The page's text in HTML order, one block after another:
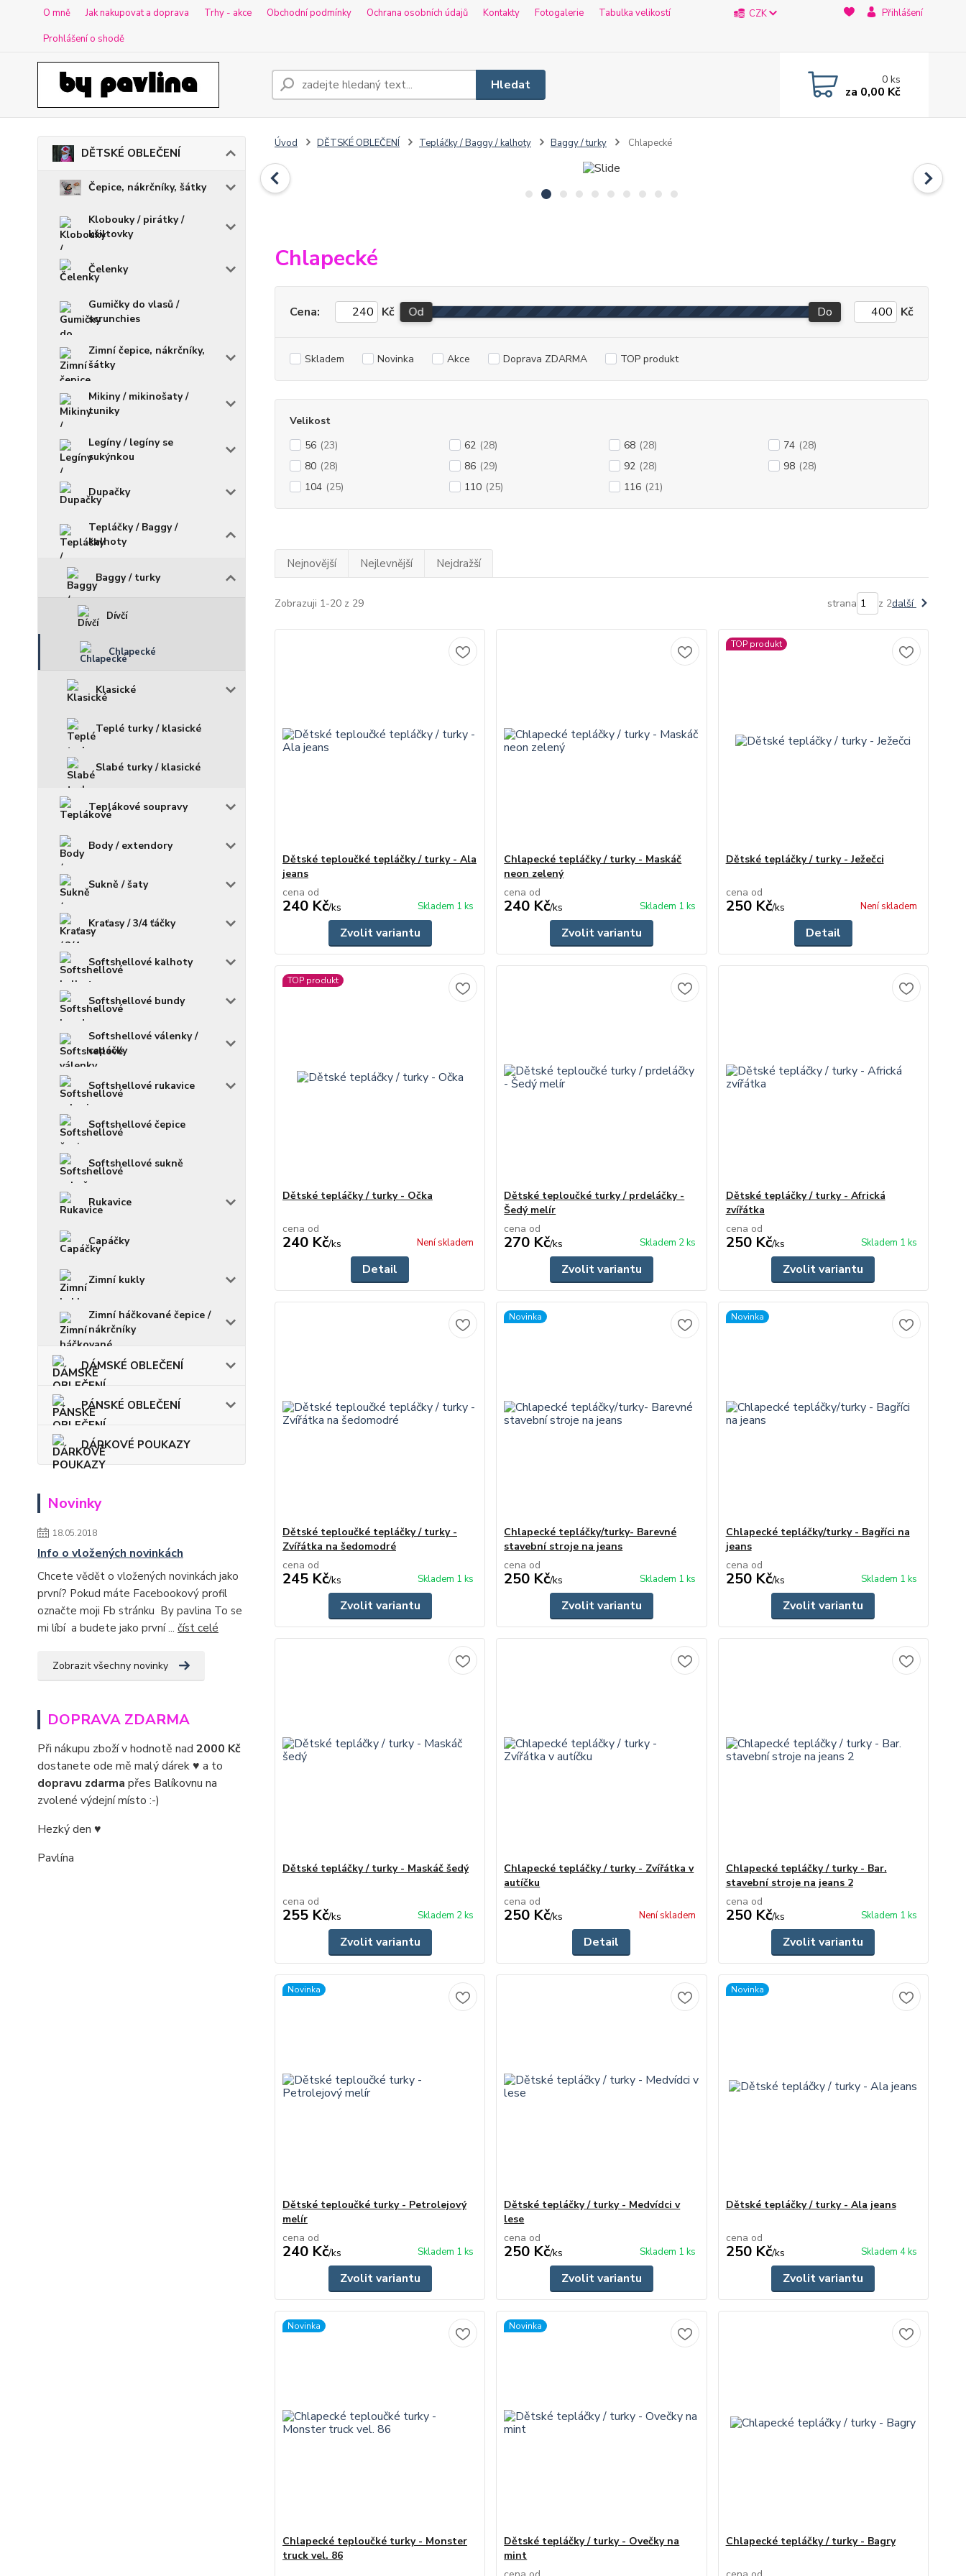
O mně Jak nakupovat a doprava Trhy - akce Obchodní podmínky Ochrana osobních údajů Kontakty Fotogalerie
Tabulka velikostí
Prohlášení o shodě
CZK Přihlášení
Hledat 0ks
za 0,00 Kč
DĚTSKÉ OBLEČENÍ
Čepice, nákrčníky, šátky
Klobouky / pirátky /
kšiltovky
Čelenky
Gumičky do vlasů /
scrunchies
Zimní čepice, nákrčníky,
šátky
Mikiny / mikinošaty /
tuniky
Legíny / legíny se
sukýnkou
Dupačky
Tepláčky / Baggy /
kalhoty
Baggy / turky
Dívčí
Chlapecké
Klasické
Teplé turky / klasické
Slabé turky / klasické
Teplákové soupravy
Body / extendory
Sukně / šaty
Kraťasy / 3/4 ťáčky
Softshellové kalhoty
Softshellové bundy
Softshellové válenky /
capáčky
Softshellové rukavice
Softshellové čepice
Softshellové sukně
Rukavice
Capáčky
Zimní kukly
Zimní háčkované čepice /
nákrčníky
DÁMSKÉ OBLEČENÍ
PÁNSKÉ OBLEČENÍ
DÁRKOVÉ POUKAZY
Novinky
18.05.2018
Info o vložených novinkách
Chcete vědět o vložených novinkách jako
první? Pokud máte Facebookový profil
označte moji Fb stránku By pavlina To se
mi líbí a budete jako první ... číst celé
Zobrazit všechny novinky
DOPRAVA ZDARMA
Při nákupu zboží v hodnotě nad 2000 Kč
dostanete ode mě malý dárek ♥ a to
dopravu zdarma přes Balíkovnu na
zvolené výdejní místo :-)
Hezký den ♥
Pavlína
Úvod DĚTSKÉ OBLEČENÍ Tepláčky / Baggy / kalhoty Baggy / turky Chlapecké
Chlapecké
Cena: Kč Od Do Kč
Skladem Novinka Akce Doprava ZDARMA TOP produkt
Velikost
56 (23) 62 (28) 68 (28) 74 (28)
80 (28) 86 (29) 92 (28) 98 (28)
104 (25) 110 (25) 116 (21)
Nejnovější Nejlevnější Nejdražší
Zobrazuji 1-20 z 29 strana z 2další
Dětské teploučké tepláčky / turky - Ala
jeans
cena od
240 Kč/ks Skladem 1 ks
Zvolit variantu
Chlapecké tepláčky / turky - Maskáč
neon zelený
cena od
240 Kč/ks Skladem 1 ks
Zvolit variantu
TOP produkt
Dětské tepláčky / turky - Ježečci
cena od
250 Kč/ks Není skladem
Detail
TOP produkt
Dětské tepláčky / turky - Očka
cena od
240 Kč/ks Není skladem
Detail
Dětské teploučké turky / prdeláčky -
Šedý melír
cena od
270 Kč/ks Skladem 2 ks
Zvolit variantu
Dětské tepláčky / turky - Africká
zvířátka
cena od
250 Kč/ks Skladem 1 ks
Zvolit variantu
Dětské teploučké tepláčky / turky -
Zvířátka na šedomodré
cena od
245 Kč/ks Skladem 1 ks
Zvolit variantu
Novinka
Chlapecké tepláčky/turky- Barevné
stavební stroje na jeans
cena od
250 Kč/ks Skladem 1 ks
Zvolit variantu
Novinka
Chlapecké tepláčky/turky - Bagříci na
jeans
cena od
250 Kč/ks Skladem 1 ks
Zvolit variantu
Dětské tepláčky / turky - Maskáč šedý
cena od
255 Kč/ks Skladem 2 ks
Zvolit variantu
Chlapecké tepláčky / turky - Zvířátka v
autíčku
cena od
250 Kč/ks Není skladem
Detail
Chlapecké tepláčky / turky - Bar.
stavební stroje na jeans 2
cena od
250 Kč/ks Skladem 1 ks
Zvolit variantu
Novinka
Dětské teploučké turky - Petrolejový
melír
cena od
240 Kč/ks Skladem 1 ks
Zvolit variantu
Dětské tepláčky / turky - Medvídci v
lese
cena od
250 Kč/ks Skladem 1 ks
Zvolit variantu
Novinka
Dětské tepláčky / turky - Ala jeans
cena od
250 Kč/ks Skladem 4 ks
Zvolit variantu
Novinka
Chlapecké teploučké turky - Monster
truck vel. 86
Novinka
Dětské tepláčky / turky - Ovečky na
mint
Chlapecké tepláčky / turky - Bagry